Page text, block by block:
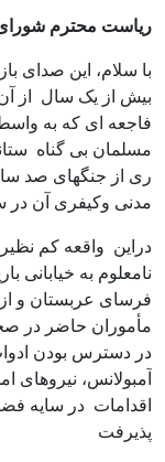
:ریاست محترم
بیش از یک سال از
مسلمان بی گناه
ری از جنگهای صد
مدنی وکیفری آن
دراین واقعه کم
نامعلوم به
فرسای عربستان و
مأموران حاضر در
در دسترس بودن
آمبولانس، نیروهای
اقدامات در سایه
پذیرفت